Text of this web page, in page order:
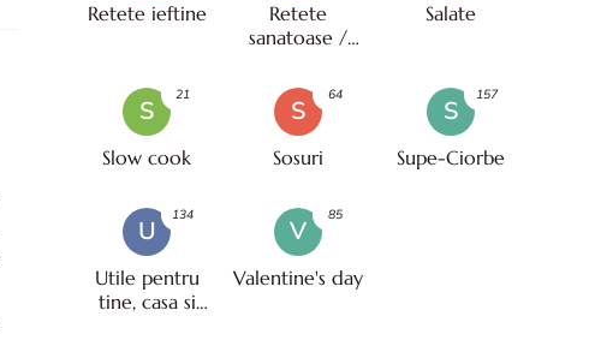
Retete ieftine
Retete
sanatoase /
Salate
S
Slow cook
21
S
Sosuri
64
S
Supe-Ciorbe
157
U
Utile pentru
tine, casa si
134
V
Valentine's day
85